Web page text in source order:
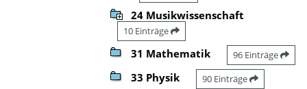
24 Musikwissenschaft
10 Einträge
31 Mathematik 96 Einträge
33 Physik 90 Einträge